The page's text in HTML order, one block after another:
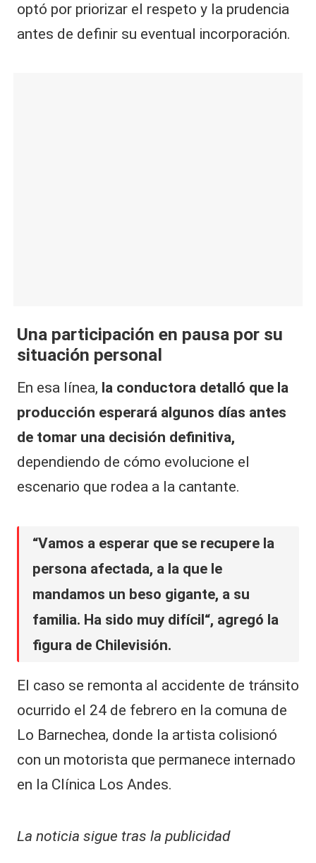
optó por priorizar el respeto y la prudencia
antes de definir su eventual incorporación.
Una participación en pausa por su
situación personal
En esa línea, la conductora detalló que la
producción esperará algunos días antes
de tomar una decisión definitiva,
dependiendo de cómo evolucione el
escenario que rodea a la cantante.
“Vamos a esperar que se recupere la
persona afectada, a la que le
mandamos un beso gigante, a su
familia. Ha sido muy difícil“, agregó la
figura de Chilevisión.
El caso se remonta al accidente de tránsito
ocurrido el 24 de febrero en la comuna de
Lo Barnechea, donde la artista colisionó
con un motorista que permanece internado
en la Clínica Los Andes.
La noticia sigue tras la publicidad